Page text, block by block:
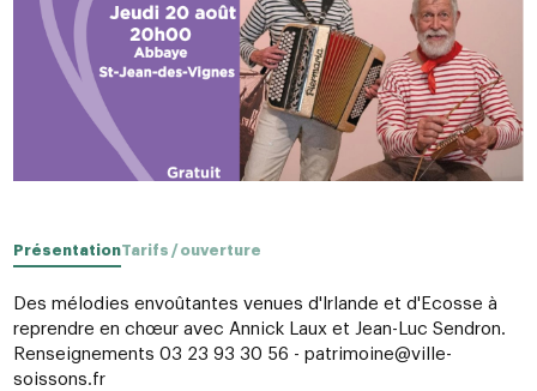
PrésentationTarifs / ouverture
Des mélodies envoûtantes venues d'Irlande et d'Ecosse à
reprendre en chœur avec Annick Laux et Jean-Luc Sendron.
Renseignements 03 23 93 30 56 - patrimoine@ville-
soissons.fr